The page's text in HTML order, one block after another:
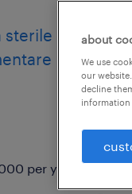
sterile
per year
about
We use
our
decline
information